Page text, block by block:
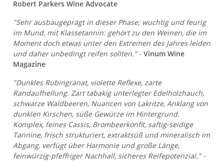
Robert Parkers Wine Advocate
"Sehr ausbaugeprägt in dieser Phase; wuchtig und feurig
im Mund, mit Klassetannin: gehört zu den Weinen, die im
Moment doch etwas unter den Extremen des Jahres leiden
und daher unbedingt reifen sollten." -Vinum Wine
Magazine
"Dunkles Rubingranat, violette Reflexe, zarte
Randaufhellung. Zart tabakig unterlegter Edelholzhauch,
schwarze Waldbeeren, Nuancen von Lakritze, Anklang von
dunklen Kirschen, süße Gewürze im Hintergrund.
Komplex, feines Cassis, Brombeerkonfit, saftig-seidige
Tannine, frisch strukturiert, extraktsüß und mineralisch im
Abgang, verfügt über Harmonie und große Länge,
feinwürzig-pfeffriger Nachhall, sicheres Reifepotenzial." -